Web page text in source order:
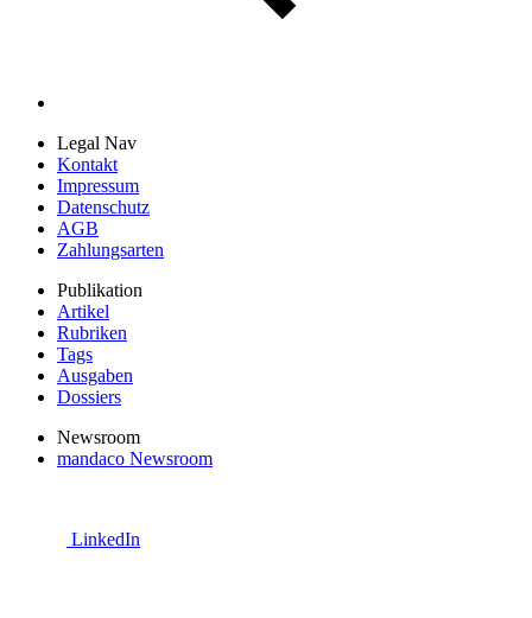
Legal Nav
Kontakt
Impressum
Datenschutz
AGB
Zahlungsarten
Publikation
Artikel
Rubriken
Tags
Ausgaben
Dossiers
Newsroom
mandaco Newsroom
LinkedIn